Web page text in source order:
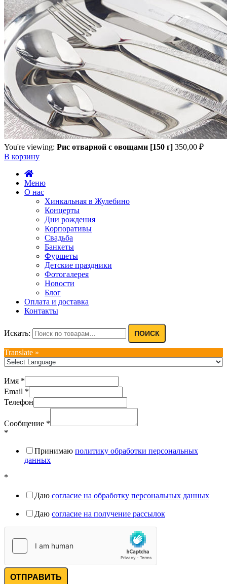
You're viewing: Рис отварной с овощами [150 г] 350,00 ₽
В корзину
Меню
О нас
Хинкальная в Жулебино
Концерты
Дни рождения
Корпоративы
Свадьба
Банкеты
Фуршеты
Детские праздники
Фотогалерея
Новости
Блог
Оплата и доставка
Контакты
Искать: ПОИСК
Translate »
Имя *
Email *
Телефон
Сообщение *
*
Принимаю политику обработки персональных
данных
*
Даю согласие на обработку персональных данных
Даю согласие на получение рассылок
ОТПРАВИТЬ